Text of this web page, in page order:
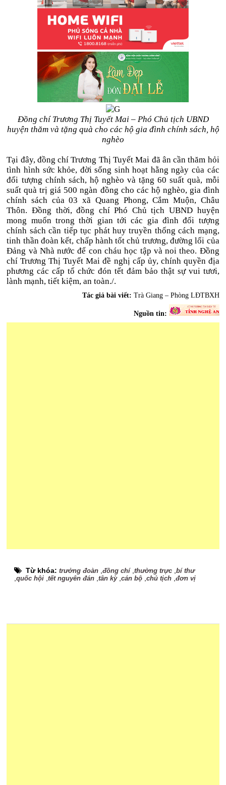
Đồng chí Trương Thị Tuyết Mai – Phó Chủ tịch UBND
huyện thăm và tặng quà cho các hộ gia đình chính sách, hộ
nghèo
Tại đây, đồng chí Trương Thị Tuyết Mai đã ân cần thăm hỏi
tình hình sức khỏe, đời sống sinh hoạt hằng ngày của các
đối tượng chính sách, hộ nghèo và tặng 60 suất quà, mỗi
suất quà trị giá 500 ngàn đồng cho các hộ nghèo, gia đình
chính sách của 03 xã Quang Phong, Cắm Muộn, Châu
Thôn. Đồng thời, đồng chí Phó Chủ tịch UBND huyện
mong muốn trong thời gian tới các gia đình đối tượng
chính sách cần tiếp tục phát huy truyền thống cách mạng,
tinh thần đoàn kết, chấp hành tốt chủ trương, đường lối của
Đảng và Nhà nước để con cháu học tập và noi theo. Đồng
chí Trương Thị Tuyết Mai đề nghị cấp ủy, chính quyền địa
phương các cấp tổ chức đón tết đảm bảo thật sự vui tươi,
lành mạnh, tiết kiệm, an toàn./.
Tác giả bài viết: Trà Giang – Phòng LĐTBXH
Nguồn tin:
Từ khóa:trưởng đoàn ,đồng chí,thường trực ,bí thư
,quốc hội ,tết nguyên đán ,tân kỳ,cán bộ ,chủ tịch ,đơn vị